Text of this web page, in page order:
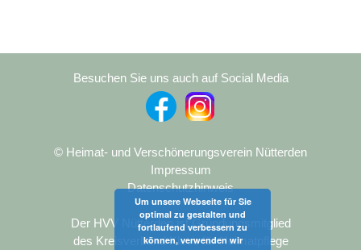
Besuchen Sie uns auch auf Social Media
© Heimat- und Verschönerungsverein Nütterden
Impressum
Datenschutzhinweis
Der HVV Nütterden ist Gründungsmitglied
des Kreisverband Kleve für Heimatpflege
Um unsere Webseite für Sie
optimal zu gestalten und
fortlaufend verbessern zu
können, verwenden wir